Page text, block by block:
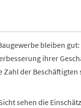
bleiben
ihrer
Zahl der
sehen die